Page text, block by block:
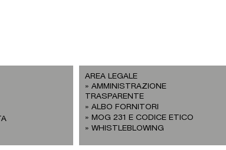
AREA LEGALE
AMMINISTRAZIONE
TRASPARENTE
ALBO FORNITORI
MOG 231 E CODICE ETICO
WHISTLEBLOWING